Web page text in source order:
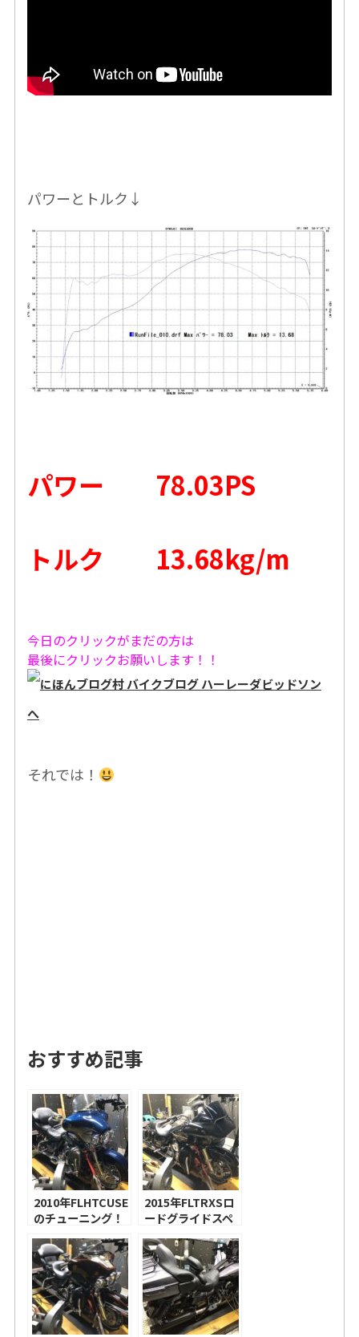
パワーとトルク↓
パワー 78.03PS
トルク 13.68kg/m
今日のクリックがまだの方は
最後にクリックお願いします！！
それでは！
おすすめ記事
2010年FLHTCUSE
のチューニング！
整備士の重要性＋
チューニングのモ
ットー
2015年FLTRXSロ
ードグライドスペ
シャルのチューニ
ング！